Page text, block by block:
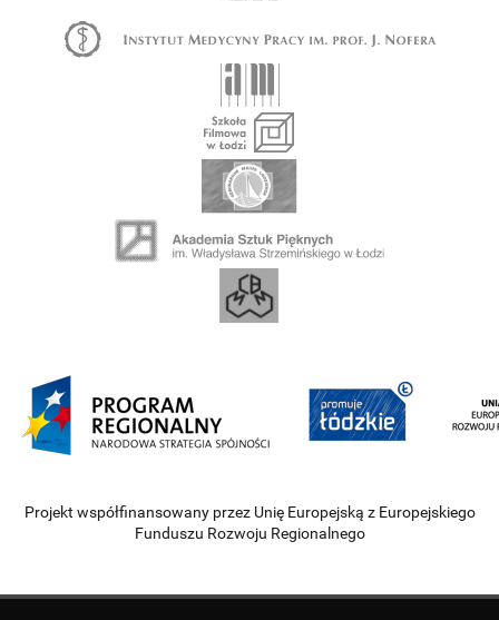
Projekt współfinansowany przez Unię Europejską z Europejskiego
Funduszu Rozwoju Regionalnego